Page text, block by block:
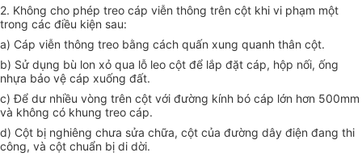
2. Không cho phép treo cáp viễn thông trên cột khi vi phạm một
trong các điều kiện sau:
a) Cáp viễn thông treo bằng cách quấn xung quanh thân cột.
b) Sử dụng bù lon xỏ qua lỗ leo cột để lắp đặt cáp, hộp nối, ống
nhựa bảo vệ cáp xuống đất.
c) Để dư nhiều vòng trên cột với đường kính bó cáp lớn hơn 500mm
và không có khung treo cáp.
d) Cột bị nghiêng chưa sửa chữa, cột của đường dây điện đang thi
công, và cột chuẩn bị di dời.